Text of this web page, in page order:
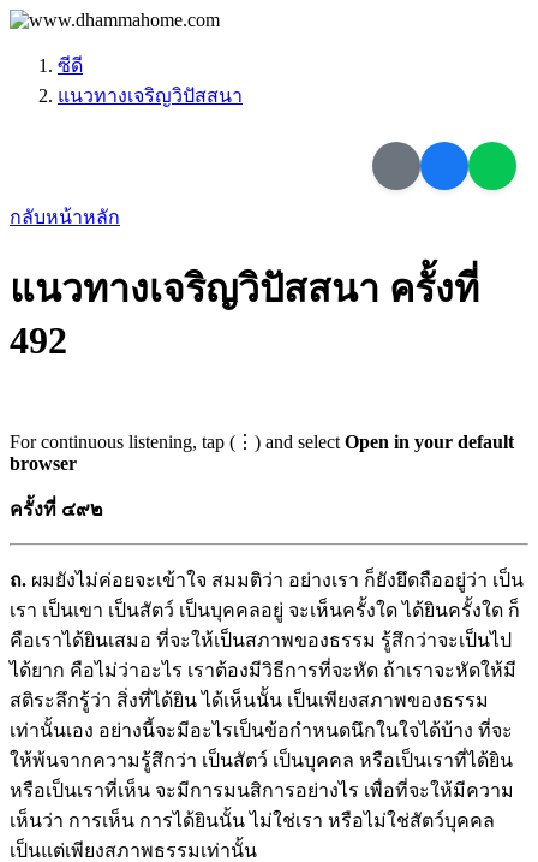
ซีดี
แนวทางเจริญวิปัสสนา
กลับหน้าหลัก
แนวทางเจริญวิปัสสนา ครั้งที่
492
For continuous listening, tap (⋮) and select Open in your default
browser
ครั้งที่ ๔๙๒
ถ. ผมยังไม่ค่อยจะเข้าใจ สมมติว่า อย่างเรา ก็ยังยึดถืออยู่ว่า เป็น
เรา เป็นเขา เป็นสัตว์ เป็นบุคคลอยู่ จะเห็นครั้งใด ได้ยินครั้งใด ก็
คือเราได้ยินเสมอ ที่จะให้เป็นสภาพของธรรม รู้สึกว่าจะเป็นไป
ได้ยาก คือไม่ว่าอะไร เราต้องมีวิธีการที่จะหัด ถ้าเราจะหัดให้มี
สติระลึกรู้ว่า สิ่งที่ได้ยิน ได้เห็นนั้น เป็นเพียงสภาพของธรรม
เท่านั้นเอง อย่างนี้จะมีอะไรเป็นข้อกำหนดนึกในใจได้บ้าง ที่จะ
ให้พ้นจากความรู้สึกว่า เป็นสัตว์ เป็นบุคคล หรือเป็นเราที่ได้ยิน
หรือเป็นเราที่เห็น จะมีการมนสิการอย่างไร เพื่อที่จะให้มีความ
เห็นว่า การเห็น การได้ยินนั้น ไม่ใช่เรา หรือไม่ใช่สัตว์บุคคล
เป็นแต่เพียงสภาพธรรมเท่านั้น